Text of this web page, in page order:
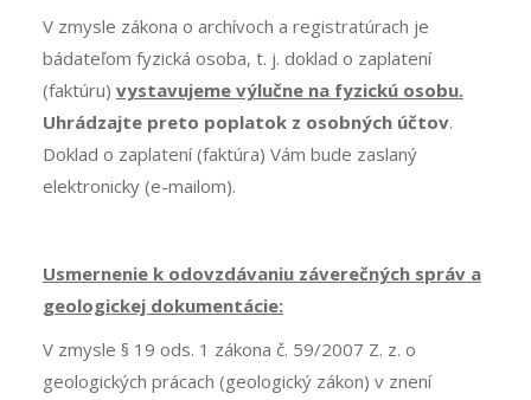
V zmysle zákona o archívoch a registratúrach je
bádateľom fyzická osoba, t. j. doklad o zaplatení
(faktúru) vystavujeme výlučne na fyzickú osobu.
Uhrádzajte preto poplatok z osobných účtov.
Doklad o zaplatení (faktúra) Vám bude zaslaný
elektronicky (e-mailom).
Usmernenie k odovzdávaniu záverečných správ a
geologickej dokumentácie:
V zmysle § 19 ods. 1 zákona č. 59/2007 Z. z. o
geologických prácach (geologický zákon) v znení